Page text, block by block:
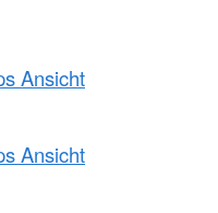
Ansicht
Ansicht